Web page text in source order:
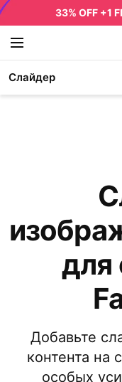
33% OFF +1
Слайдер
для
Добавьте
контента на
особых